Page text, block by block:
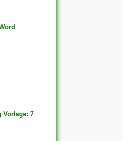
Vorlage: 7